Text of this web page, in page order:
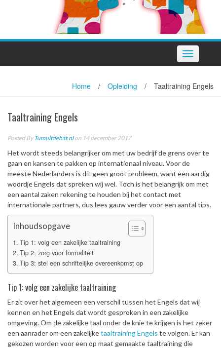
Toggle
navigation
Home / Opleiding / Taaltraining Engels
Taaltraining Engels
Posted By Tumultdebat.nlon 14 december 2017
Het wordt steeds belangrijker om met uw bedrijf de grens over te
gaan en kansen te pakken op internationaal niveau. Voor de
meeste Nederlanders is dit geen groot probleem, want een aardig
woordje Engels dat spreken wij wel. Toch is het belangrijk om met
een aantal zaken rekening te houden bij het contact met
internationale partners, dus lees gauw verder voor een aantal tips.
Inhoudsopgave
Tip 1: volg een zakelijke taaltraining
Tip 2: zorg voor formaliteit
Tip 3: stel een schriftelijke overeenkomst op
Tip 1: volg een zakelijke taaltraining
Er zit over het algemeen een verschil tussen het Engels dat wij
kennen en het Engels dat wordt gesproken in een zakelijke
omgeving. Om de zakelijke taal onder de knie te krijgen is het zeker
een aanrader om een zakelijketaaltraining Engels te volgen. Er kan
gekozen worden voor een op maat gemaakte taaltraining die